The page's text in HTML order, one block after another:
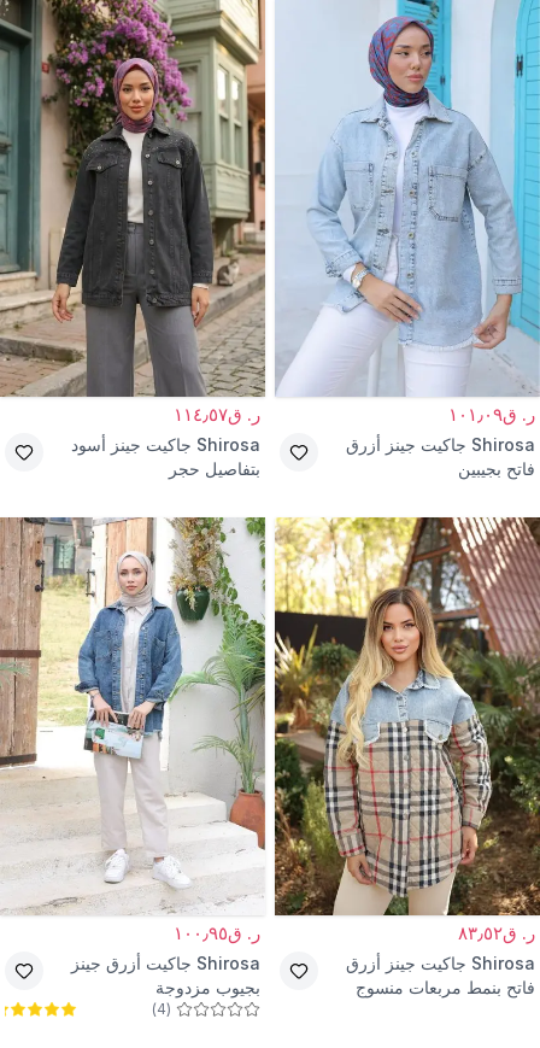
ر. ق١٠١٫٠٩
Shirosa جاكيت جينز أزرق
فاتح بجيبين
ر. ق١١٤٫٥٧
Shirosa جاكيت جينز أسود
بتفاصيل حجر
ر. ق٨٣٫٥٢
Shirosa جاكيت جينز أزرق
فاتح بنمط مربعات منسوج
ر. ق١٠٠٫٩٥
Shirosa جاكيت أزرق جينز
بجيوب مزدوجة
(
4
)